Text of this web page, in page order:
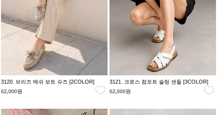
3120. 브리즈 메쉬 보트 슈즈 [2COLOR]
62,000원
3121. 크로스 컴포트 슬링 샌들 [3COLOR]
62,000원